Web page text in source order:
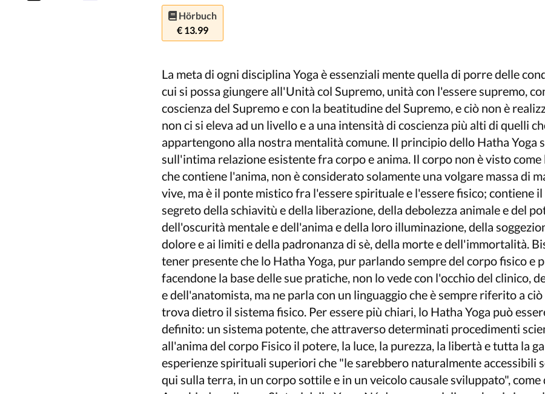
Hörbuch
€ 13.99
La meta di ogni disciplina Yoga è essenziali mente quella di porre delle
cui si possa giungere all'Unità col Supremo, unità con l'essere supremo,
coscienza del Supremo e con la beatitudine del Supremo, e ciò non è
non ci si eleva ad un livello e a una intensità di coscienza più alti di quelli
appartengono alla nostra mentalità comune. Il principio dello Hatha Yoga
sull'intima relazione esistente fra corpo e anima. Il corpo non è visto
che contiene l'anima, non è considerato solamente una volgare massa di
vive, ma è il ponte mistico fra l'essere spirituale e l'essere fisico; contiene
segreto della schiavitù e della liberazione, della debolezza animale e del
dell'oscurità mentale e dell'anima e della loro illuminazione, della
dolore e ai limiti e della padronanza di sè, della morte e dell'immortalità.
tener presente che lo Hatha Yoga, pur parlando sempre del corpo fisico e
facendone la base delle sue pratiche, non lo vede con l'occhio del clinico,
e dell'anatomista, ma ne parla con un linguaggio che è sempre riferito a ciò
trova dietro il sistema fisico. Per essere più chiari, lo Hatha Yoga può
definito: un sistema potente, che attraverso determinati procedimenti
all'anima del corpo Fisico il potere, la luce, la purezza, la libertà e tutta la
esperienze spirituali superiori che "le sarebbero naturalmente accessibili
qui sulla terra, in un corpo sottile e in un veicolo causale sviluppato", come